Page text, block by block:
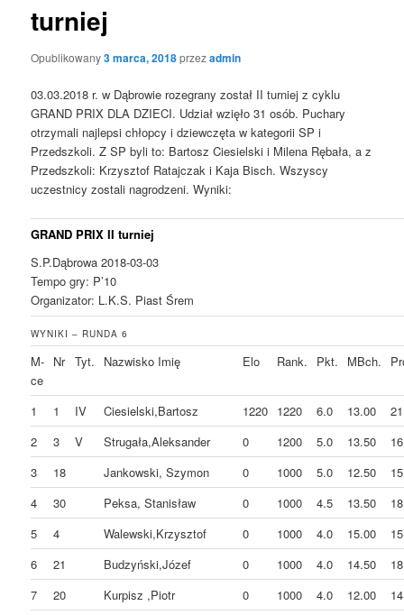
turniej
Opublikowany3 marca, 2018przezadmin
03.03.2018 r. w Dąbrowie rozegrany został II turniej z cyklu
GRAND PRIX DLA DZIECI. Udział wzięło 31 osób. Puchary
otrzymali najlepsi chłopcy i dziewczęta w kategorii SP i
Przedszkoli. Z SP byli to: Bartosz Ciesielski i Milena Rębała, a z
Przedszkoli: Krzysztof Ratajczak i Kaja Bisch. Wszyscy
uczestnicy zostali nagrodzeni. Wyniki:
GRAND PRIX II turniej
S.P.Dąbrowa 2018-03-03
Tempo gry: P’10
Organizator: L.K.S. Piast Śrem
WYNIKI – RUNDA 6
M-
ce
Nr Tyt. Nazwisko Imię Elo Rank. Pkt. MBch.
1 1 IV Ciesielski,Bartosz 1220 1220 6.0 13.00
2
3 V Strugała,Aleksander 0 1200 5.0 13.50
3
18 Jankowski, Szymon 0 1000 5.0 12.50
4
30 Peksa, Stanisław 0 1000 4.5 13.50
5
4 Walewski,Krzysztof 0 1000 4.0 15.00
6
21 Budzyński,Józef 0 1000 4.0 14.50
7
20 Kurpisz ,Piotr 0 1000 4.0 12.00